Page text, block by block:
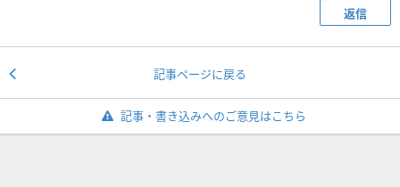
返信
記事ページに戻る
記事・書き込みへのご意見はこちら